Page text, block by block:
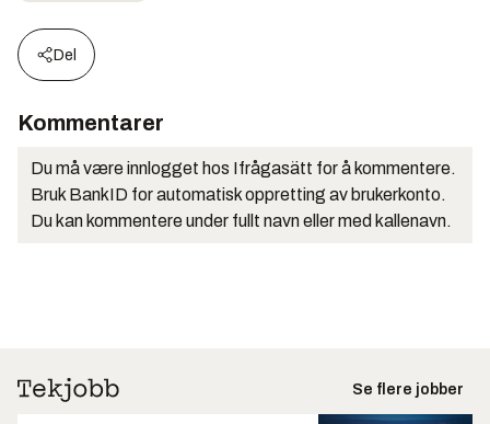
Del
Kommentarer
Du må være innlogget hos Ifrågasätt for å kommentere.
Bruk BankID for automatisk oppretting av brukerkonto.
Du kan kommentere under fullt navn eller med kallenavn.
Se flere jobber